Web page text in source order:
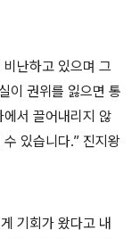
난하고 있으며 그
이 권위를 잃으면 통
서 끌어내리지 않
있습니다.” 진지왕
기회가 왔다고 내